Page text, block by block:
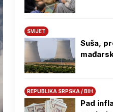
SVIJET
Suša,
REPUBLIKA SRPSKA / BIH
Pad